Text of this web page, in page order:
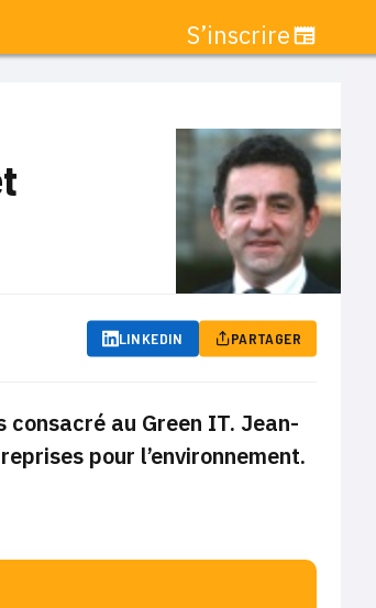
S’inscrire
LINKEDIN PARTAGER
consacré au Green IT. Jean-
pour l’environnement.